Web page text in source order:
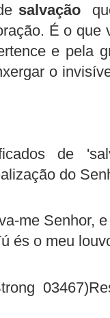
salvação
É o que
e pela
o
de
do
me Senhor,
és o meu